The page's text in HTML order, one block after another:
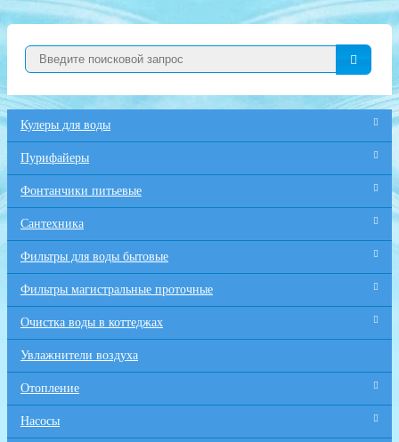
Кулеры для воды
Пурифайеры
Фонтанчики питьевые
Сантехника
Фильтры для воды бытовые
Фильтры магистральные проточные
Очистка воды в коттеджах
Увлажнители воздуха
Отопление
Насосы